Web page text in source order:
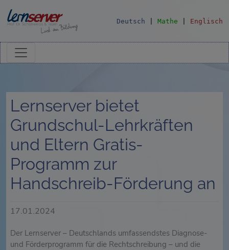
Deutsch Mathe Englisch
Lernserver bietet
Grundschul-Lehrkräften
und Eltern Gratis-
Programm zur
Handschreib-Förderung an
17.01.2024
Der Lernserver – Deutschlands umfassendstes Diagnose-
und Förderprogramm für die Rechtschreibung – und die